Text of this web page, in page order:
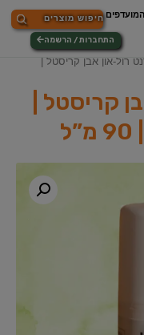
התחברות / הרשמה
רול-און אבן קריסטל |
קריסטל |